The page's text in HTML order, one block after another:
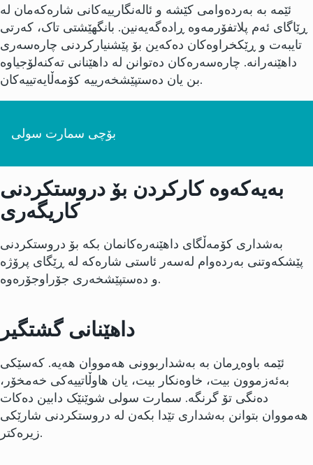
ئێمە بە بەردەوامی کێشە و ئالەنگارییەکانی شارەکەمان لە
ڕێاگای ئەم پلاتفۆرمەوە ڕادەگەیەنین. بانگهێشتی تاک، کەرتی
تایبەت و ڕێکخراوەکان دەکەین بۆ پێشنیارکردنی چارەسەری
داهێنەرانە. چارەسەرەکان دەتوانن لە داهێنانی تەکنەلۆجیاوە
بن یان دەستپێشخەرییە کۆمەڵایەتییەکان.
بۆچی سمارت سولی
بەیەکەوە کارکردن بۆ دروستکردنی
کاریگەری
بەشداری کۆمەڵگای داهێنەرەکانمان بکە بۆ دروستکردنی
پێشکەوتنی بەردەوام لەسەر ئاستی شارەکە لە ڕێگای پرۆژە
و دەستپێشخەری جۆراوجۆرەوە.
داهێنانی گشتگیر
ئێمە باوەڕمان بە بەشداربوونی هەمووان هەیە. کەسێکی
بەئەزموون بیت، خاوەنکار بیت، یان هاوڵاتییەکی خەمخۆر،
دەنگی تۆ گرنگە. سمارت سولی شوێنێک دابین دەکات
هەمووان بتوانن بەشداری تێدا بکەن لە دروستکردنی شارێکی
زیرەکتر.